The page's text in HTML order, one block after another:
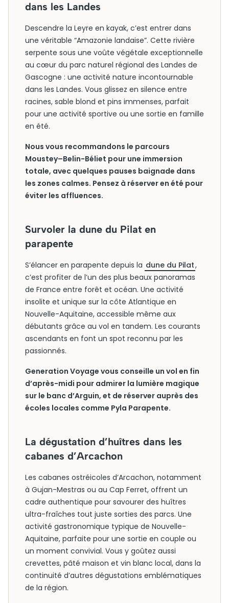
dans les Landes
Descendre la Leyre en kayak, c’est entrer dans
une véritable “Amazonie landaise”. Cette rivière
serpente sous une voûte végétale exceptionnelle
au cœur du parc naturel régional des Landes de
Gascogne : une activité nature incontournable
dans les Landes. Vous glissez en silence entre
racines, sable blond et pins immenses, parfait
pour une activité sportive ou une sortie en famille
en été.
Nous vous recommandons le parcours
Moustey–Belin-Béliet pour une immersion
totale, avec quelques pauses baignade dans
les zones calmes. Pensez à réserver en été pour
éviter les affluences.
Survoler la dune du Pilat en
parapente
S’élancer en parapente depuis la dune du Pilat,
c’est profiter de l’un des plus beaux panoramas
de France entre forêt et océan. Une activité
insolite et unique sur la côte Atlantique en
Nouvelle-Aquitaine, accessible même aux
débutants grâce au vol en tandem. Les courants
ascendants en font un spot reconnu par les
passionnés.
Generation Voyage vous conseille un vol en fin
d’après-midi pour admirer la lumière magique
sur le banc d’Arguin, et de réserver auprès des
écoles locales comme Pyla Parapente.
La dégustation d’huîtres dans les
cabanes d’Arcachon
Les cabanes ostréicoles d’Arcachon, notamment
à Gujan-Mestras ou au Cap Ferret, offrent un
cadre authentique pour savourer des huîtres
ultra-fraîches tout juste sorties des parcs. Une
activité gastronomique typique de Nouvelle-
Aquitaine, parfaite pour une sortie en couple ou
un moment convivial. Vous y goûtez aussi
crevettes, pâté maison et vin blanc local, dans la
continuité d’autres dégustations emblématiques
de la région.